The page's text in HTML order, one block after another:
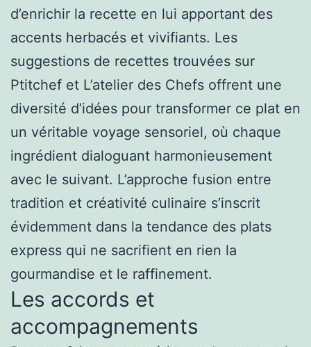
d’enrichir la recette en lui apportant des
accents herbacés et vivifiants. Les
suggestions de recettes trouvées sur
Ptitchef et L’atelier des Chefs offrent une
diversité d’idées pour transformer ce plat en
un véritable voyage sensoriel, où chaque
ingrédient dialoguant harmonieusement
avec le suivant. L’approche fusion entre
tradition et créativité culinaire s’inscrit
évidemment dans la tendance des plats
express qui ne sacrifient en rien la
gourmandise et le raffinement.
Les accords et
accompagnements